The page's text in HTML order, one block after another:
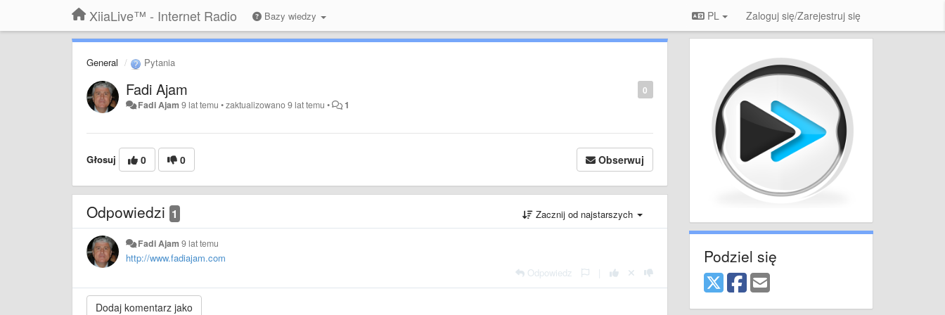
XiiaLive™ - Internet Radio Bazy wiedzy PL Zaloguj się/Zarejestruj się
General Pytania
0
Fadi Ajam
Fadi Ajam 9 lat temu •zaktualizowano9 lat temu • 1
Głosuj 0 0 Obserwuj
Odpowiedzi 1 Zacznij od najstarszych
Fadi Ajam 9 lat temu
http://www.fadiajam.com
Odpowiedz
Podziel się